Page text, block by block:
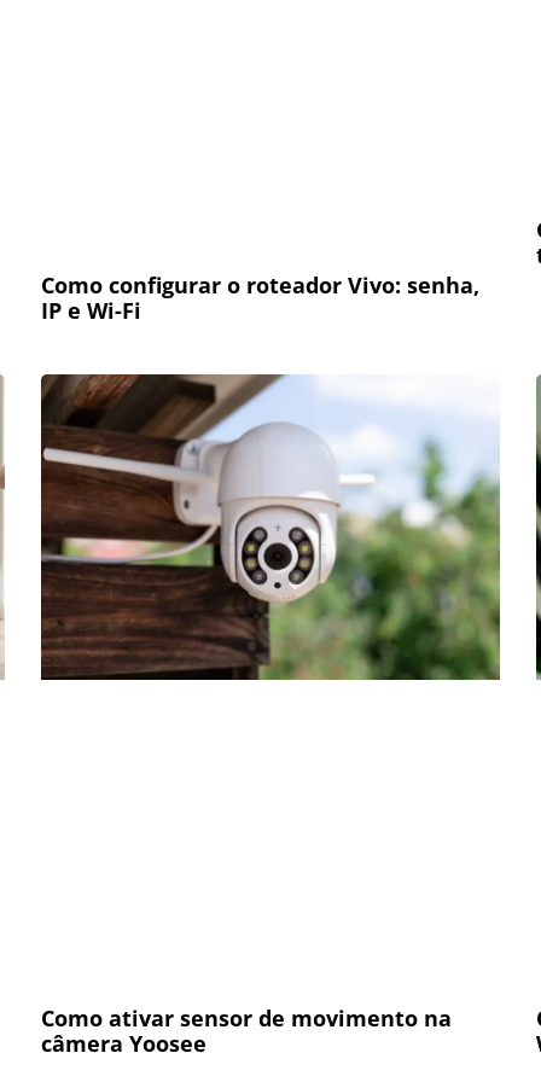
Como configurar o roteador Vivo: senha,
IP e Wi-Fi
Como ativar sensor de movimento na
câmera Yoosee